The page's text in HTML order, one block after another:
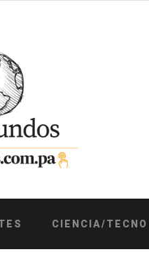
CIENCIA/TECNO